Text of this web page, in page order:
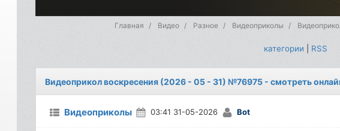
Главная Видео Разное Видеоприколы
категории RSS
Видеоприкол воскресения (2026 - 05 - 31) №76975 - смотреть
Видеоприколы 03:41 31-05-2026 Bot